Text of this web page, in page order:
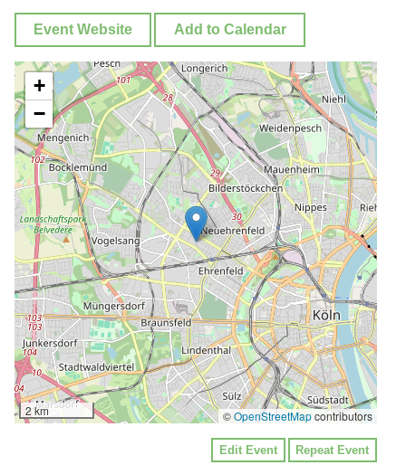
Event Website Add to Calendar
+
−
2 km ©OpenStreetMapcontributors
Edit Event Repeat Event